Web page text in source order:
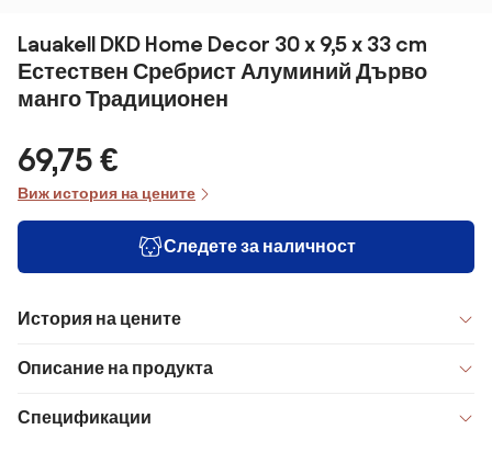
Lauakell DKD Home Decor 30 x 9,5 x 33 cm
Естествен Сребрист Алуминий Дърво
манго Традиционен
69,75 €
Виж история на цените
Следете за наличност
История на цените
Описание на продукта
Спецификации